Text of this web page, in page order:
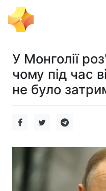
У Монголії
чому під час
не було